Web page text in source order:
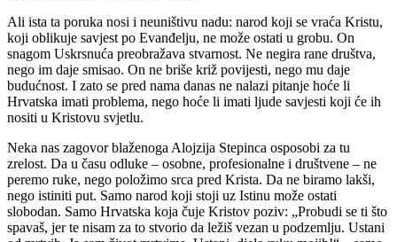
Ali ista ta poruka nosi i neuništivu nadu: narod koji se vraća Kristu,
koji oblikuje savjest po Evanđelju, ne može ostati u grobu. On
snagom Uskrsnuća preobražava stvarnost. Ne negira rane društva,
nego im daje smisao. On ne briše križ povijesti, nego mu daje
budućnost. I zato se pred nama danas ne nalazi pitanje hoće li
Hrvatska imati problema, nego hoće li imati ljude savjesti koji će ih
nositi u Kristovu svjetlu.
Neka nas zagovor blaženoga Alojzija Stepinca osposobi za tu
zrelost. Da u času odluke – osobne, profesionalne i društvene – ne
peremo ruke, nego položimo srca pred Krista. Da ne biramo lakši,
nego istiniti put. Samo narod koji stoji uz Istinu može ostati
slobodan. Samo Hrvatska koja čuje Kristov poziv: „Probudi se ti što
spavaš, jer te nisam za to stvorio da ležiš vezan u podzemlju. Ustani